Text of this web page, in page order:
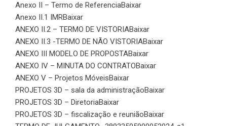
Anexo II – Termo de ReferenciaBaixar
Anexo II.1 IMRBaixar
ANEXO II.2 – TERMO DE VISTORIABaixar
ANEXO II.3 -TERMO DE NÃO VISTORIABaixar
ANEXO III MODELO DE PROPOSTABaixar
ANEXO IV – MINUTA DO CONTRATOBaixar
ANEXO V – Projetos MóveisBaixar
PROJETOS 3D – sala da administraçãoBaixar
PROJETOS 3D – DiretoriaBaixar
PROJETOS 3D – fiscalização e reuniãoBaixar